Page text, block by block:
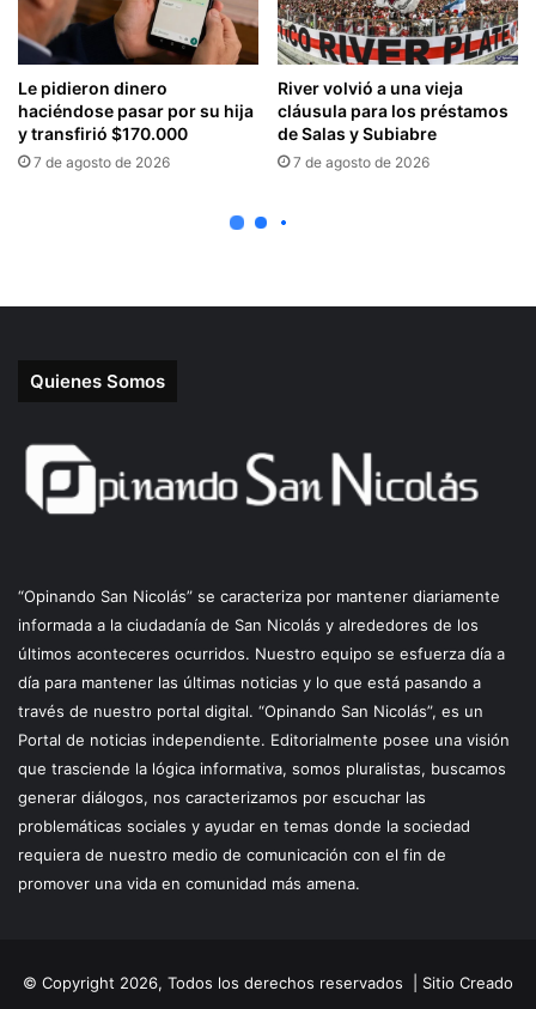
Quienes Somos
“Opinando San Nicolás” se caracteriza por mantener diariamente
informada a la ciudadanía de San Nicolás y alrededores de los
últimos aconteceres ocurridos. Nuestro equipo se esfuerza día a
día para mantener las últimas noticias y lo que está pasando a
través de nuestro portal digital. “Opinando San Nicolás”, es un
Portal de noticias independiente. Editorialmente posee una visión
que trasciende la lógica informativa, somos pluralistas, buscamos
generar diálogos, nos caracterizamos por escuchar las
problemáticas sociales y ayudar en temas donde la sociedad
requiera de nuestro medio de comunicación con el fin de
promover una vida en comunidad más amena.
© Copyright 2026, Todos los derechos reservados | Sitio Creado